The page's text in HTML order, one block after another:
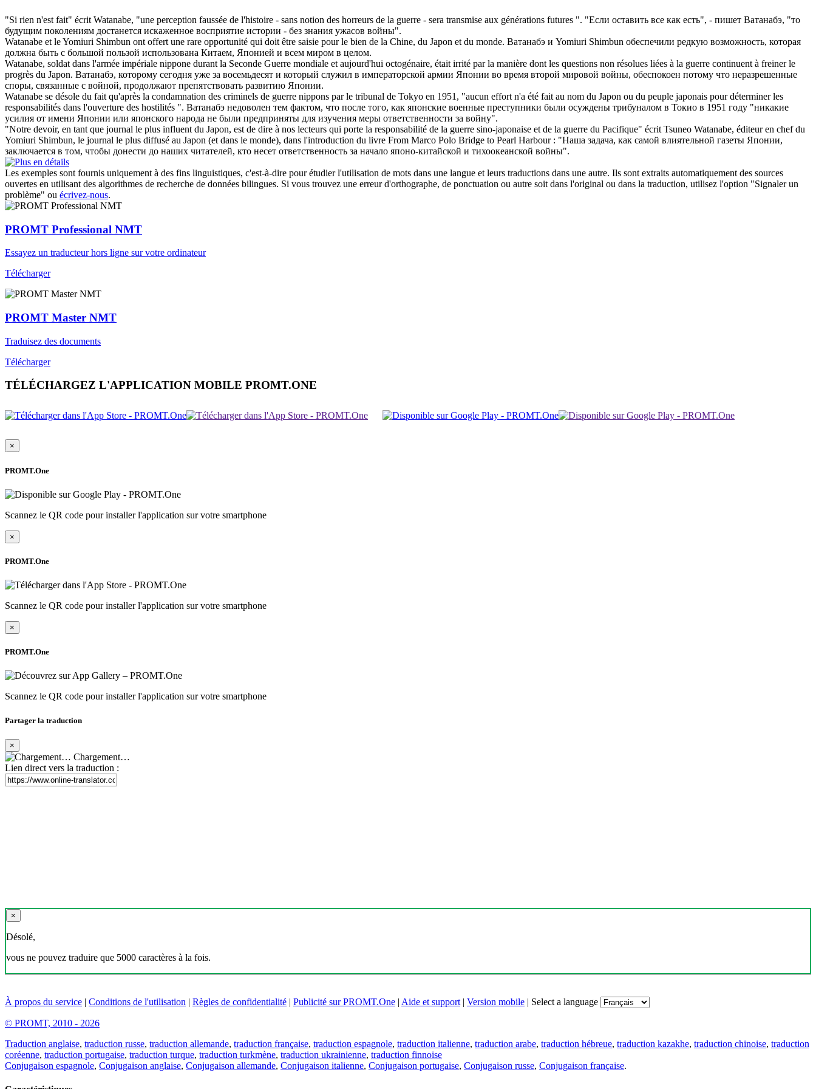
"Si rien n'est fait" écrit Watanabe, "une perception faussée de l'histoire - sans notion des horreurs de la guerre - sera transmise aux générations futures ". "Если оставить все как есть", - пишет Ватанабэ, "то
будущим поколениям достанется искаженное восприятие истории - без знания ужасов войны".
Watanabe et le Yomiuri Shimbun ont offert une rare opportunité qui doit être saisie pour le bien de la Chine, du Japon et du monde. Ватанабэ и Yomiuri Shimbun обеспечили редкую возможность, которая
должна быть с большой пользой использована Китаем, Японией и всем миром в целом.
Watanabe, soldat dans l'armée impériale nippone durant la Seconde Guerre mondiale et aujourd'hui octogénaire, était irrité par la manière dont les questions non résolues liées à la guerre continuent à freiner le
progrès du Japon. Ватанабэ, которому сегодня уже за восемьдесят и который служил в императорской армии Японии во время второй мировой войны, обеспокоен потому что неразрешенные
споры, связанные с войной, продолжают препятствовать развитию Японии.
Watanabe se désole du fait qu'après la condamnation des criminels de guerre nippons par le tribunal de Tokyo en 1951, "aucun effort n'a été fait au nom du Japon ou du peuple japonais pour déterminer les
responsabilités dans l'ouverture des hostilités ". Ватанабэ недоволен тем фактом, что после того, как японские военные преступники были осуждены трибуналом в Токио в 1951 году "никакие
усилия от имени Японии или японского народа не были предприняты для изучения меры ответственности за войну".
"Notre devoir, en tant que journal le plus influent du Japon, est de dire à nos lecteurs qui porte la responsabilité de la guerre sino-japonaise et de la guerre du Pacifique" écrit Tsuneo Watanabe, éditeur en chef du
Yomiuri Shimbun, le journal le plus diffusé au Japon (et dans le monde), dans l'introduction du livre From Marco Polo Bridge to Pearl Harbour : "Наша задача, как самой влиятельной газеты Японии,
заключается в том, чтобы донести до наших читателей, кто несет ответственность за начало японо-китайской и тихоокеанской войны".
Les exemples sont fournis uniquement à des fins linguistiques, c'est-à-dire pour étudier l'utilisation de mots dans une langue et leurs traductions dans une autre. Ils sont extraits automatiquement des sources
ouvertes en utilisant des algorithmes de recherche de données bilingues. Si vous trouvez une erreur d'orthographe, de ponctuation ou autre soit dans l'original ou dans la traduction, utilisez l'option "Signaler un
problème" ou écrivez-nous.
PROMT Professional NMT
Essayez un traducteur hors ligne sur votre ordinateur
Télécharger
PROMT Master NMT
Traduisez des documents
Télécharger
TÉLÉCHARGEZ L'APPLICATION MOBILE PROMT.ONE
×
PROMT.One
Scannez le QR code pour installer l'application sur votre smartphone
×
PROMT.One
Scannez le QR code pour installer l'application sur votre smartphone
×
PROMT.One
Scannez le QR code pour installer l'application sur votre smartphone
Partager la traduction
×
Chargement…
Lien direct vers la traduction :
×
Désolé,
vous ne pouvez traduire que 5000 caractères à la fois.
À propos du service | Conditions de l'utilisation | Règles de confidentialité | Publicité sur PROMT.One | Aide et support | Version mobile | Select a language
© PROMT, 2010 - 2026
Traduction anglaise, traduction russe, traduction allemande, traduction française, traduction espagnole, traduction italienne, traduction arabe, traduction hébreue, traduction kazakhe, traduction chinoise, traduction
coréenne, traduction portugaise, traduction turque, traduction turkmène, traduction ukrainienne, traduction finnoise
Conjugaison espagnole, Conjugaison anglaise, Conjugaison allemande, Conjugaison italienne, Conjugaison portugaise, Conjugaison russe, Conjugaison française.